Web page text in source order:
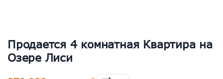
Продается 4 комнатная Квартира на
Озере Лиси